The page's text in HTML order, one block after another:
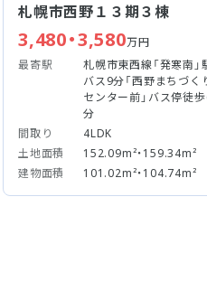
札幌市西野１３期３棟
3,480・3,580万円
最寄駅
札幌市東西線「発寒南」
バス9分「西野まちづく
センター前」バス停徒
分
間取り
4LDK
土地面積
152.09m²・159.34m²
建物面積
101.02m²・104.74m²